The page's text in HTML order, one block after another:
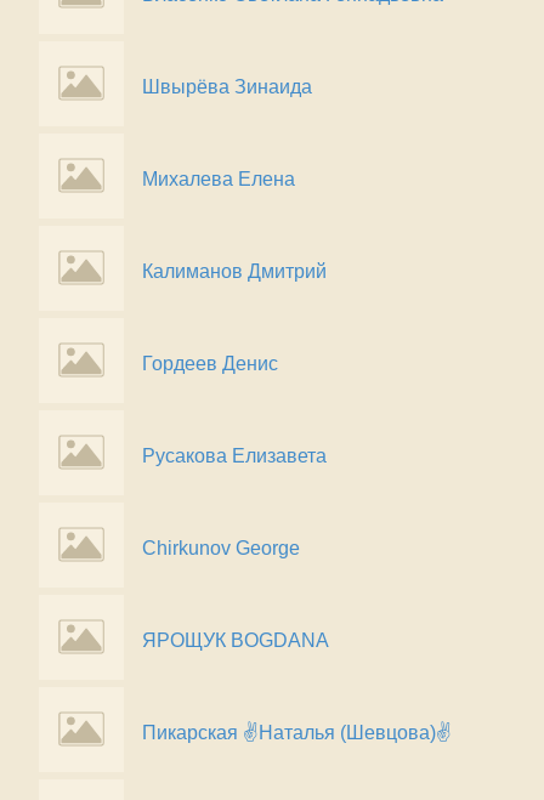
Швырёва Зинаида
Михалева Елена
Калиманов Дмитрий
Гордеев Денис
Русакова Елизавета
Chirkunov George
ЯРОЩУК BOGDANA
Пикарская ✌Наталья (Шевцова)✌